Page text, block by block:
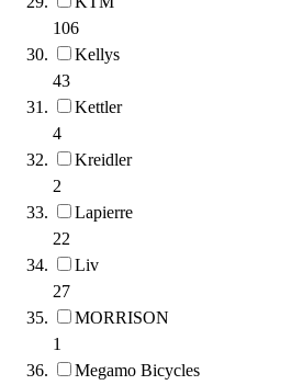
106
Kellys
43
Kettler
4
Kreidler
2
Lapierre
22
Liv
27
MORRISON
1
Megamo Bicycles